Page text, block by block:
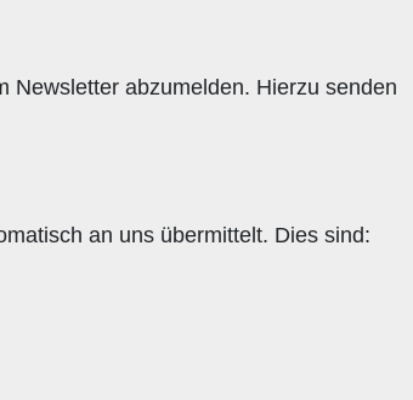
Newsletter abzumelden. Hierzu senden
an uns übermittelt. Dies sind: